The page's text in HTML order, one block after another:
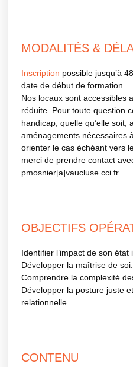
MODALITÉS &
Inscription possible jusqu’à
date de début de formation.
Nos locaux sont accessibles
réduite. Pour toute question
handicap, quelle qu’elle soit,
aménagements nécessaires
orienter le cas échéant vers
merci de prendre contact
pmosnier[a]vaucluse.cci.fr
OBJECTIFS
Identifier l’impact de son état
Développer la maîtrise de soi.
Comprendre la complexité
Développer la posture juste
relationnelle.
CONTENU